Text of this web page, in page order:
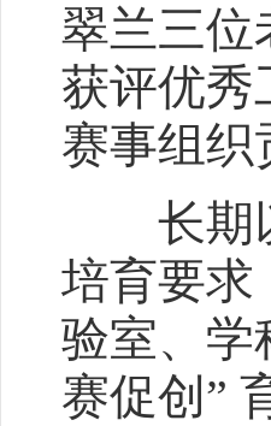
翠兰三位
获评优秀
赛事组织
长期以
培育要求
验室、学
赛促创”